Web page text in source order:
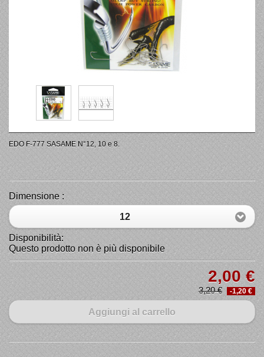
EDO F-777 SASAME N°12, 10 e 8.
Dimensione :
12
Disponibilità:
Questo prodotto non è più disponibile
2,00 €
3,20 € -1,20 €
Aggiungi al carrello